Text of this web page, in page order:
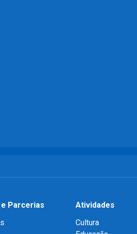
Parcerias
Atividades
Cultura